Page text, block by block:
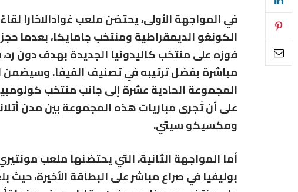
في المواجهة الأولى، يحتضن ملعب غوادالاخارا
الكونغو الديمقراطيةومنتخب جامايكا، بعدما
فوزه على منتخب كاليدونيا الجديدة بهدف دون
مباشرة بفضل ترتيبه في تصنيف الفيفا. وسيضمن
المجموعة الحادية عشرة إلى جانبمنتخب
على أن تُجرى مباريات هذه المجموعة بين مدن
ومكسيكو سيتي.
أما المواجهة الثانية، التي يحتضنها ملعب
بوليفيا في صراع مباشر على البطاقة الأخيرة، حيث